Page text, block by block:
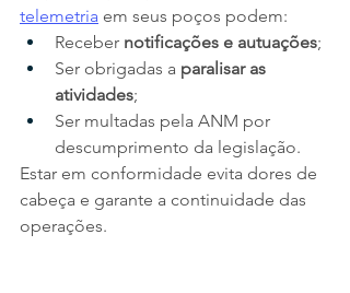
telemetria em seus poços podem:
Receber notificações e autuações;
Ser obrigadas a paralisar as
atividades;
Ser multadas pela ANM por
descumprimento da legislação.
Estar em conformidade evita dores de
cabeça e garante a continuidade das
operações.